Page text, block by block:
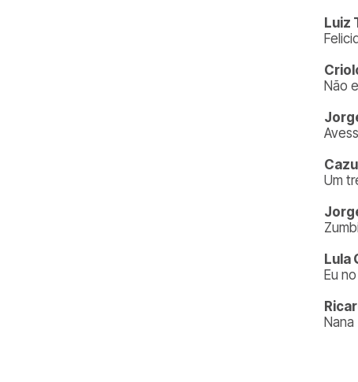
Luiz
Não
Um
Zumbi
Lula
Eu
Nana